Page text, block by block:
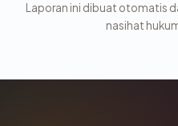
Laporan ini dibuat otomatis
nasihat